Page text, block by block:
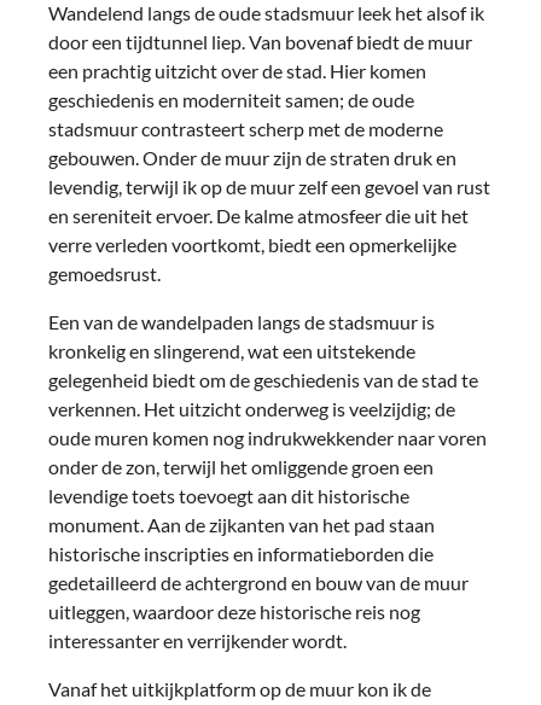
Wandelend langs de oude stadsmuur leek het alsof ik
door een tijdtunnel liep. Van bovenaf biedt de muur
een prachtig uitzicht over de stad. Hier komen
geschiedenis en moderniteit samen; de oude
stadsmuur contrasteert scherp met de moderne
gebouwen. Onder de muur zijn de straten druk en
levendig, terwijl ik op de muur zelf een gevoel van rust
en sereniteit ervoer. De kalme atmosfeer die uit het
verre verleden voortkomt, biedt een opmerkelijke
gemoedsrust.
Een van de wandelpaden langs de stadsmuur is
kronkelig en slingerend, wat een uitstekende
gelegenheid biedt om de geschiedenis van de stad te
verkennen. Het uitzicht onderweg is veelzijdig; de
oude muren komen nog indrukwekkender naar voren
onder de zon, terwijl het omliggende groen een
levendige toets toevoegt aan dit historische
monument. Aan de zijkanten van het pad staan
historische inscripties en informatieborden die
gedetailleerd de achtergrond en bouw van de muur
uitleggen, waardoor deze historische reis nog
interessanter en verrijkender wordt.
Vanaf het uitkijkplatform op de muur kon ik de